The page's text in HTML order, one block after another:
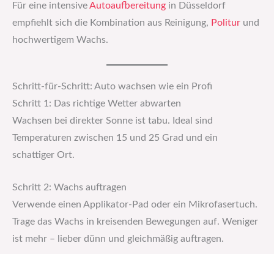
Für eine intensive Autoaufbereitung in Düsseldorf
empfiehlt sich die Kombination aus Reinigung, Politur und
hochwertigem Wachs.
Schritt-für-Schritt: Auto wachsen wie ein Profi
Schritt 1: Das richtige Wetter abwarten
Wachsen bei direkter Sonne ist tabu. Ideal sind
Temperaturen zwischen 15 und 25 Grad und ein
schattiger Ort.
Schritt 2: Wachs auftragen
Verwende einen Applikator-Pad oder ein Mikrofasertuch.
Trage das Wachs in kreisenden Bewegungen auf. Weniger
ist mehr – lieber dünn und gleichmäßig auftragen.